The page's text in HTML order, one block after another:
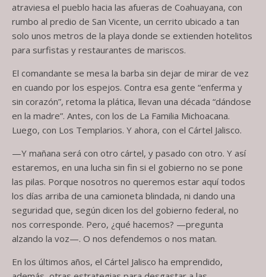
atraviesa el pueblo hacia las afueras de Coahuayana, con
rumbo al predio de San Vicente, un cerrito ubicado a tan
solo unos metros de la playa donde se extienden hotelitos
para surfistas y restaurantes de mariscos.
El comandante se mesa la barba sin dejar de mirar de vez
en cuando por los espejos. Contra esa gente “enferma y
sin corazón”, retoma la plática, llevan una década “dándose
en la madre”. Antes, con los de La Familia Michoacana.
Luego, con Los Templarios. Y ahora, con el Cártel Jalisco.
—Y mañana será con otro cártel, y pasado con otro. Y así
estaremos, en una lucha sin fin si el gobierno no se pone
las pilas. Porque nosotros no queremos estar aquí todos
los días arriba de una camioneta blindada, ni dando una
seguridad que, según dicen los del gobierno federal, no
nos corresponde. Pero, ¿qué hacemos? —pregunta
alzando la voz—. O nos defendemos o nos matan.
En los últimos años, el Cártel Jalisco ha emprendido,